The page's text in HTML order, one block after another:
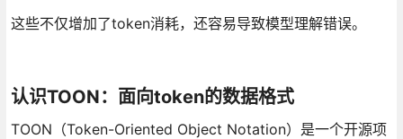
这些不仅增加了token消耗，还容易导致模型理解错误。
认识TOON：面向token的数据格式
TOON（Token-Oriented Object Notation）是一个开源项